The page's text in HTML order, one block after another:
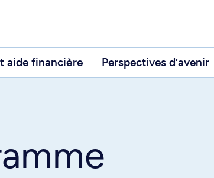
aide financière Perspectives d’avenir